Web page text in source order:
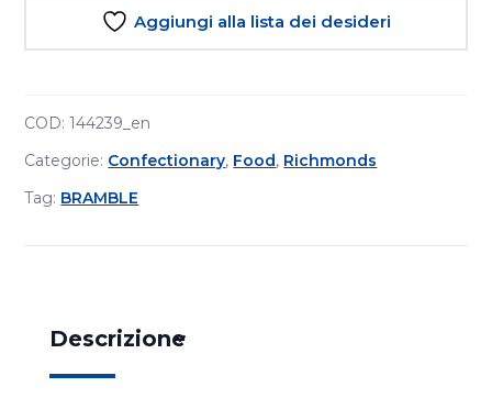
Aggiungi alla lista dei desideri
COD:144239_en
Categorie: Confectionary, Food, Richmonds
Tag: BRAMBLE
Descrizione